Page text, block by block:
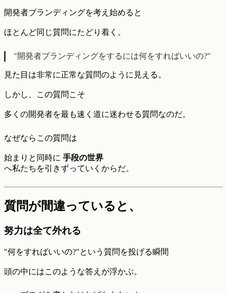
開発者ブランディングを考え始めると
ほとんど同じ質問にたどり着く。
"開発者ブランディングをするには何をすればいいの?"
見た目は非常に正常な質問のように見える。
しかし、この質問こそ
多くの開発者を最も速く道に迷わせる質問なのだ。
なぜならこの質問は
始まりと同時に 手段の世界
へ私たちを引きずっていくからだ。
質問が間違っていると、
努力は全て外れる
"何をすればいいの?"という質問を投げる瞬間
頭の中にはこのような答えが浮かぶ。